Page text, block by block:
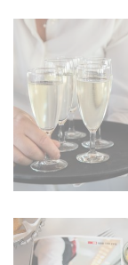
IMPRESSUM
AGB & DATENSCHUTZ
FAQ